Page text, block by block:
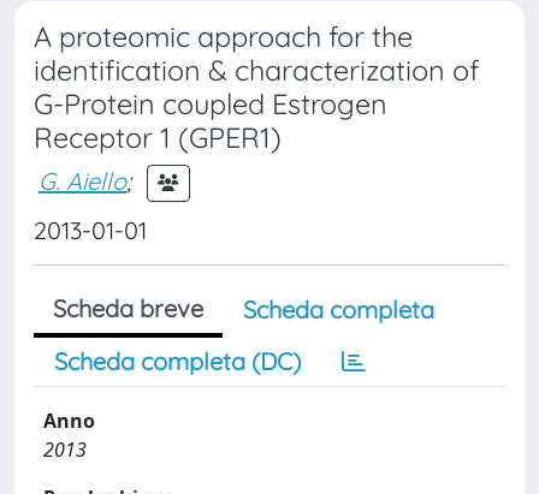
A proteomic approach for the
identification & characterization of
G-Protein coupled Estrogen
Receptor 1 (GPER1)
G. Aiello;
2013-01-01
Scheda breve
Scheda completa
Scheda completa (DC)
Anno
2013